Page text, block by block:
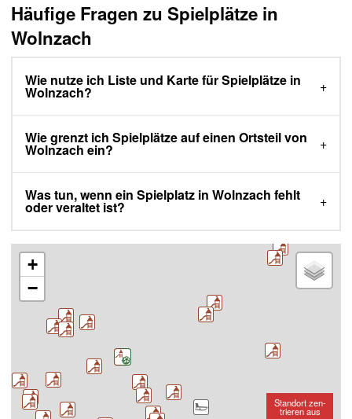
Häufige Fragen zu Spielplätze in
Wolnzach
Wie nutze ich Liste und Karte für Spielplätze in
Wolnzach?
Wie grenzt ich Spielplätze auf einen Ortsteil von
Wolnzach ein?
Was tun, wenn ein Spielplatz in Wolnzach fehlt
oder veraltet ist?
+
−
Standort zen-
trieren aus